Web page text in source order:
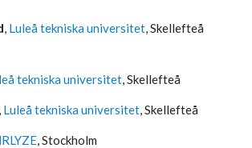
, Luleå tekniska universitet, Skellefteå
tekniska universitet, Skellefteå
, Luleå tekniska universitet, Skellefteå
, Stockholm